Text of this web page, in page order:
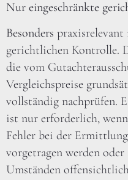
Nur eingeschränkte
Besonders praxisrelevant
gerichtlichen Kontrolle.
die vom
Vergleichspreise
vollständig nachprüfen.
ist nur erforderlich,
Fehler bei der
vorgetragen werden
Umständen